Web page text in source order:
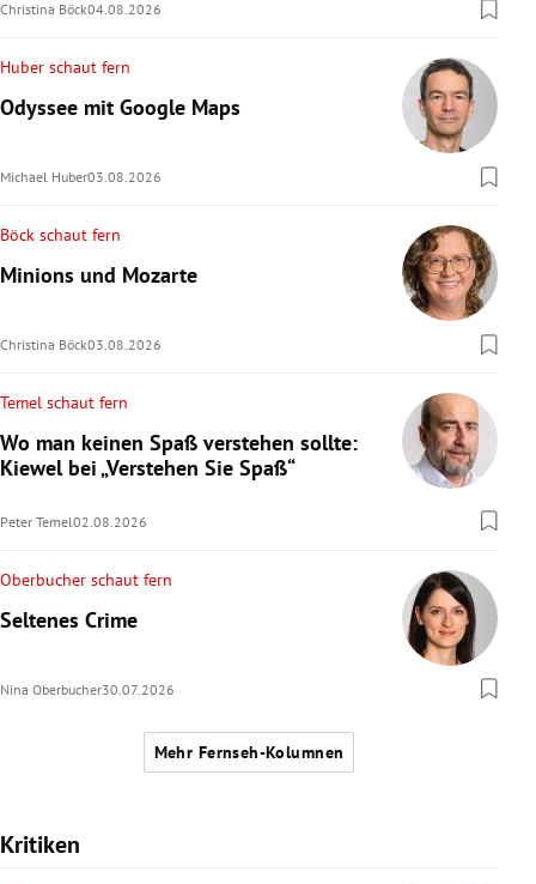
Christina Böck04.08.2026
Huber schaut fern
Odyssee mit Google Maps
Michael Huber03.08.2026
Böck schaut fern
Minions und Mozarte
Christina Böck03.08.2026
Temel schaut fern
Wo man keinen Spaß verstehen sollte:
Kiewel bei „Verstehen Sie Spaß“
Peter Temel02.08.2026
Oberbucher schaut fern
Seltenes Crime
Nina Oberbucher30.07.2026
Mehr Fernseh-Kolumnen
Kritiken